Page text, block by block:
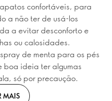
confortáveis, para
a não ter de usá-los
a evitar desconforto e
ou calosidades.
de menta para os pés
boa ideia ter algumas
só por precaução.
MAIS